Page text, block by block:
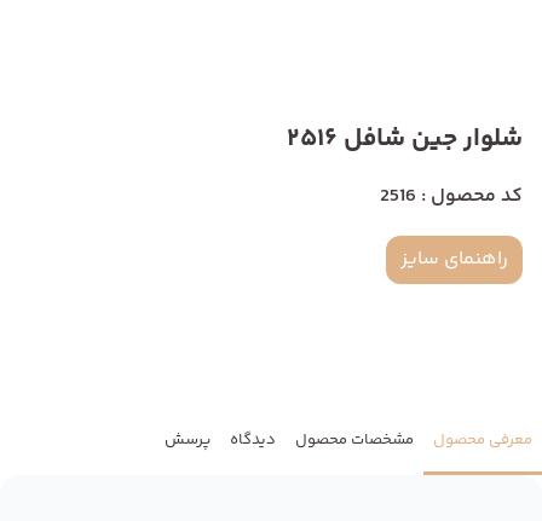
شلوار جین شافل 2516
کد محصول : 2516
راهنمای سایز
معرفی محصول مشخصات محصول دیدگاه پرسش